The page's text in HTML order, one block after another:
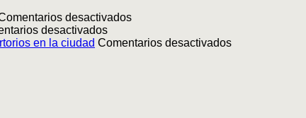
desactivadosen
|
desactivadosen
Lanzamiento
en la ciudad Comentarios desactivadosen